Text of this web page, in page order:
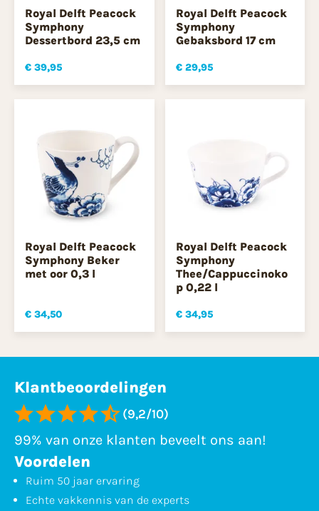
Royal Delft Peacock
Symphony
Dessertbord 23,5 cm
€ 39,95
Royal Delft Peacock
Symphony
Gebaksbord 17 cm
€ 29,95
Royal Delft Peacock
Symphony Beker
met oor 0,3 l
€ 34,50
Royal Delft Peacock
Symphony
Thee/Cappuccinoko
p 0,22 l
€ 34,95
Klantbeoordelingen
(9,2/10)
99% van onze klanten beveelt ons aan!
Voordelen
Ruim 50 jaar ervaring
Echte vakkennis van de experts